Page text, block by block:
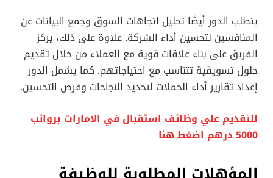
يتطلب الدور أيضًا تحليل اتجاهات السوق وجمع البيانات عن
المنافسين لتحسين أداء الشركة. علاوة على ذلك، يركز
الفريق على بناء علاقات قوية مع العملاء من خلال تقديم
حلول تسويقية تتناسب مع احتياجاتهم. كما يشمل الدور
إعداد تقارير أداء الحملات لتحديد النجاحات وفرص التحسين.
للتقديم علي وظائف استقبال في الامارات برواتب
5000 درهم اضغط هنا